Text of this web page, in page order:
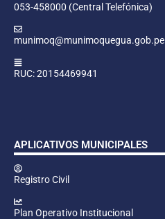
053-458000 (Central Telefónica)
munimoq@munimoquegua.gob.pe
RUC: 20154469941
APLICATIVOS MUNICIPALES
Registro Civil
Plan Operativo Institucional